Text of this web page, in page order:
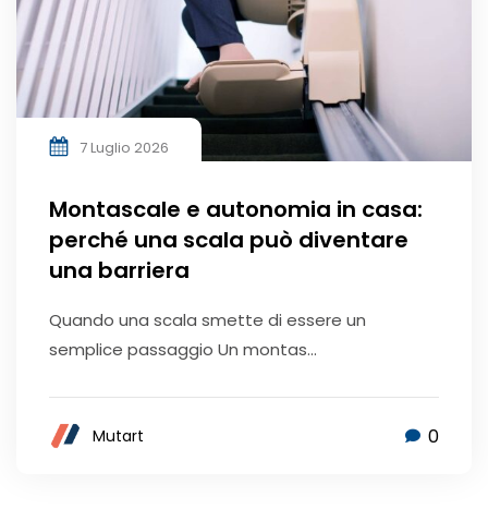
7 Luglio 2026
Montascale e autonomia in casa:
perché una scala può diventare
una barriera
Quando una scala smette di essere un
semplice passaggio Un montas...
Mutart 0